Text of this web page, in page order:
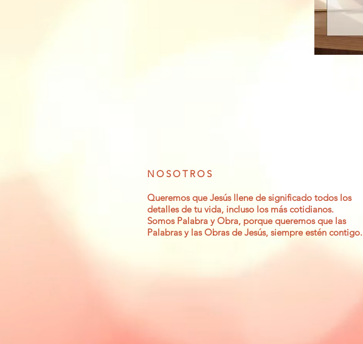
NOSOTROS
Queremos que Jesús llene de significado todos los
detalles de tu vida, incluso los más cotidianos.
Somos Palabra y Obra, porque queremos que las
Palabras y las Obras de Jesús, siempre estén contigo.